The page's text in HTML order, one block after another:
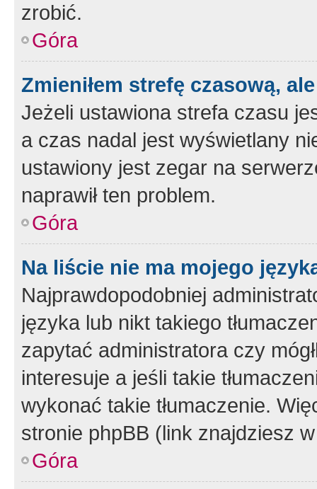
zrobić.
Góra
Zmieniłem strefę czasową,
Jeżeli ustawiona strefa czasu
a czas nadal jest wyświetlany
ustawiony jest zegar na
naprawił ten problem.
Góra
Na liście nie ma mojego
Najprawdopodobniej
języka lub nikt takiego
zapytać administratora czy
interesuje a jeśli takie
wykonać takie tłumaczenie.
stronie phpBB (link znajdziesz
Góra